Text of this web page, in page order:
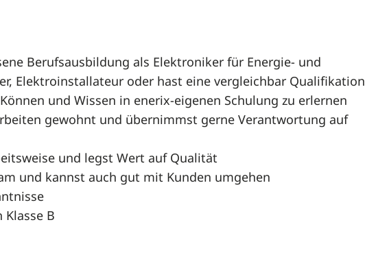
Berufsausbildung als Elektroniker für Energie- und
Elektroinstallateur oder hast eine vergleichbar Qualifikation
und Wissen in enerix-eigenen Schulung zu erlernen
gewohnt und übernimmst gerne Verantwortung auf
und legst Wert auf Qualität
und kannst auch gut mit Kunden umgehen
B